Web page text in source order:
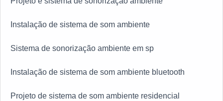
Instalação de sistema de som ambiente
Sistema de sonorização ambiente em sp
Instalação de sistema de som ambiente bluetooth
Projeto de sistema de som ambiente residencial